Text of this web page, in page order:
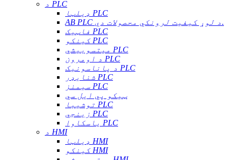
د PLC
ډیلټا PLC
AB PLC د لوړ کیفیت لرونکي محصولات دي.
فاټیک PLC
کینکو PLC
میتسوبیشي PLC
د اومرون PLC
د پاناسونیک PLC
شنایډر PLC
سیمنز PLC
ټیکو پي ایل سي
توشیبا PLC
زینجي PLC
یاسکاوا PLC
د HMI
ډیلټا HMI
کینکو HMI